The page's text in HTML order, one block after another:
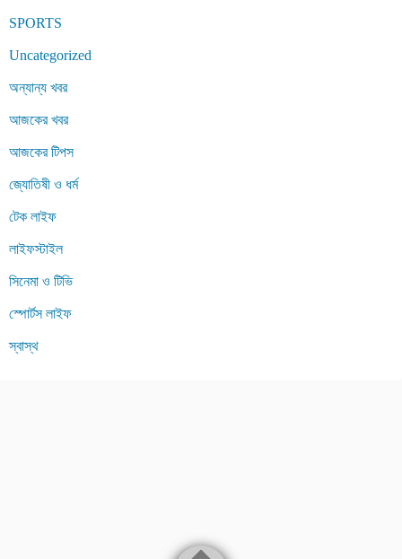
SPORTS
Uncategorized
অন্যান্য খবর
আজকের খবর
আজকের টিপস
জ্যোতিষী ও ধর্ম
টেক লাইফ
লাইফস্টাইল
সিনেমা ও টিভি
স্পোর্টস লাইফ
স্বাস্থ